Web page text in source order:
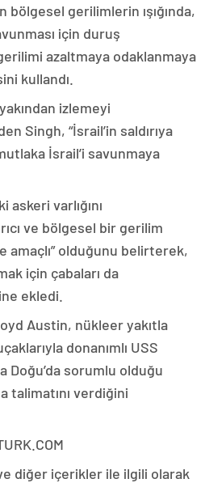
bölgesel gerilimlerin ışığında,
için duruş
azaltmaya odaklanmaya
kullandı.
izlemeyi
Singh, “İsrail’in saldırıya
İsrail’i savunmaya
askeri varlığını
ve bölgesel bir gerilim
amaçlı” olduğunu belirterek,
için çabaları da
ekledi.
Austin, nükleer yakıtla
donanımlı USS
Doğu’da sorumlu olduğu
talimatını verdiğini
diğer içerikler ile ilgili olarak